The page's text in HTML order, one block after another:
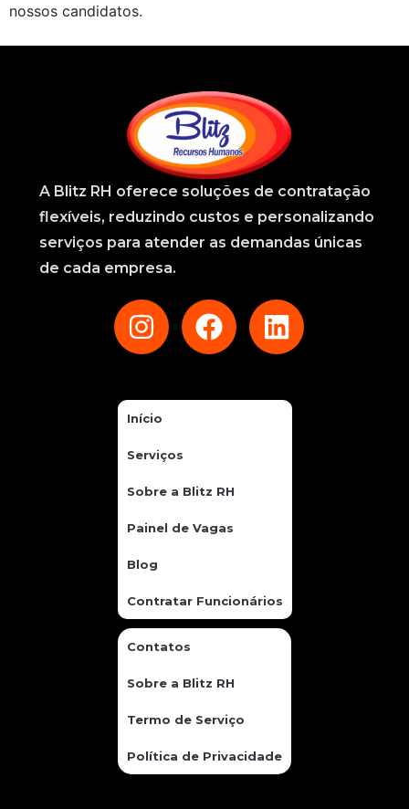
nossos candidatos.
A Blitz RH oferece soluções de contratação
flexíveis, reduzindo custos e personalizando
serviços para atender as demandas únicas
de cada empresa.
Início
Serviços
Sobre a Blitz RH
Painel de Vagas
Blog
Contratar Funcionários
Contatos
Sobre a Blitz RH
Termo de Serviço
Política de Privacidade